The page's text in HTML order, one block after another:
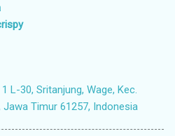
L-30, Sritanjung, Wage, Kec.
Timur 61257, Indonesia